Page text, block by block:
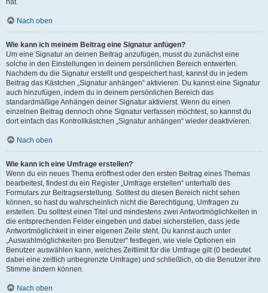
hat.
Nach oben
Wie kann ich meinem Beitrag eine Signatur anfügen?
Um eine Signatur an deinen Beitrag anzufügen, musst du zunächst eine
solche in den Einstellungen in deinem persönlichen Bereich entwerfen.
Nachdem du die Signatur erstellt und gespeichert hast, kannst du in jedem
Beitrag das Kästchen „Signatur anhängen“ aktivieren. Du kannst eine Signatur
auch hinzufügen, indem du in deinem persönlichen Bereich das
standardmäßige Anhängen deiner Signatur aktivierst. Wenn du einen
einzelnen Beitrag dennoch ohne Signatur verfassen möchtest, so kannst du
dort einfach das Kontrollkästchen „Signatur anhängen“ wieder deaktivieren.
Nach oben
Wie kann ich eine Umfrage erstellen?
Wenn du ein neues Thema eröffnest oder den ersten Beitrag eines Themas
bearbeitest, findest du ein Register „Umfrage erstellen“ unterhalb des
Formulars zur Beitragserstellung. Solltest du diesen Bereich nicht sehen
können, so hast du wahrscheinlich nicht die Berechtigung, Umfragen zu
erstellen. Du solltest einen Titel und mindestens zwei Antwortmöglichkeiten in
die entsprechenden Felder eingeben und dabei sicherstellen, dass jede
Antwortmöglichkeit in einer eigenen Zeile steht. Du kannst auch unter
„Auswahlmöglichkeiten pro Benutzer“ festlegen, wie viele Optionen ein
Benutzer auswählen kann, welches Zeitlimit für die Umfrage gilt (0 bedeutet
dabei eine zeitlich unbegrenzte Umfrage) und schließlich, ob die Benutzer ihre
Stimme ändern können.
Nach oben